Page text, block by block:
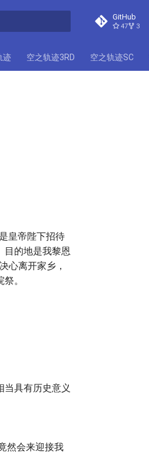
GitHub
47 3
迹 空之轨迹3RD 空之轨迹SC
皇帝陛下招待
目的地是我黎恩
心离开家乡，
。
具有历史意义
然会来迎接我